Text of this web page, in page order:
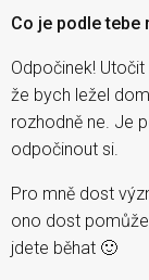
Co je podle tebe
Odpočinek!
že bych ležel
rozhodně ne. Je
odpočinout si.
Pro mně dost
ono dost
jdete běhat 🙂